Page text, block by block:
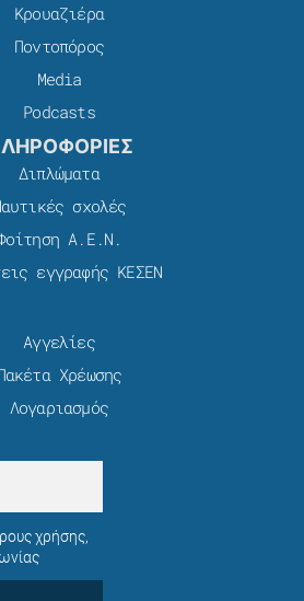
Κρουαζιέρα
Ποντοπόρος
Media
Podcasts
Διπλώματα
σχολές
Α.Ε.Ν.
εγγραφής ΚΕΣΕΝ
Αγγελίες
Χρέωσης​
Λογαριασμός
χρήσης,